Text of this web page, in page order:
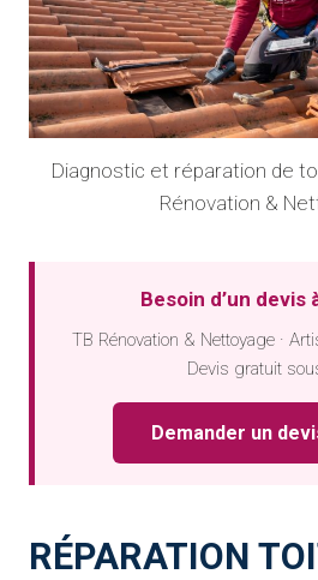
Diagnostic et réparation de
Rénovation &
Besoin d’un devis
TB Rénovation & Nettoyage ·
Devis gratuit
Demander un
RÉPARATION